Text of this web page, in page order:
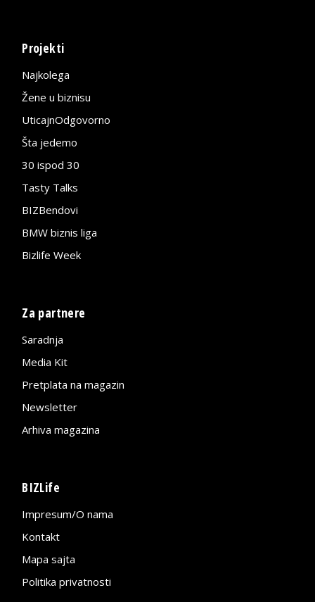
Projekti
Najkolega
Žene u biznisu
UticajnOdgovorno
Šta jedemo
30 ispod 30
Tasty Talks
BIZBendovi
BMW biznis liga
Bizlife Week
Za partnere
Saradnja
Media Kit
Pretplata na magazin
Newsletter
Arhiva magazina
BIZLife
Impresum/O nama
Kontakt
Mapa sajta
Politika privatnosti